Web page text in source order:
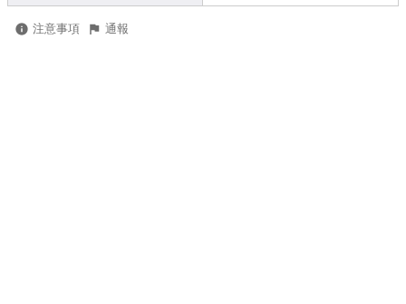
注意事項 通報